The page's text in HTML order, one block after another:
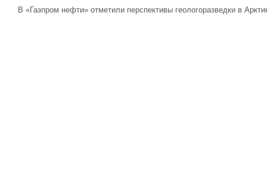
В «Газпром нефти» отметили перспективы геологоразведки в